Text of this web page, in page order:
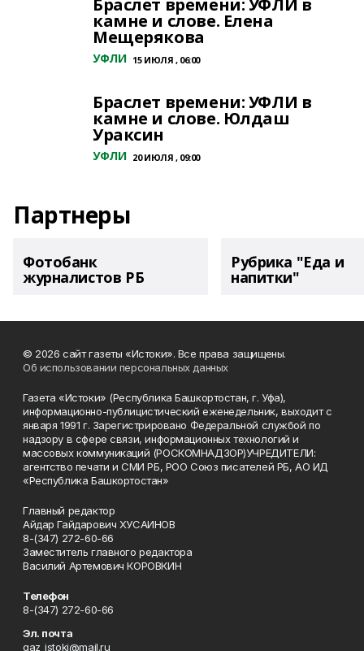
Браслет времени: УФЛИ в
камне и слове. Елена
Мещерякова
УФЛИ 15 ИЮЛЯ , 06:00
Браслет времени: УФЛИ в
камне и слове. Юлдаш
Ураксин
УФЛИ 20 ИЮЛЯ , 09:00
Партнеры
Фотобанк
журналистов РБ
Рубрика "Еда и
напитки"
© 2026 сайт газеты «Истоки». Все права защищены.
Об использовании персональных данных
Газета «Истоки» (Республика Башкортостан, г. Уфа),
информационно-публицистический еженедельник, выходит с
января 1991 г. Зарегистрировано Федеральной службой по
надзору в сфере связи, информационных технологий и
массовых коммуникаций (РОСКОМНАДЗОР)УЧРЕДИТЕЛИ:
агентство печати и СМИ РБ, РОО Союз писателей РБ, АО ИД
«Республика Башкортостан»
Главный редактор
Айдар Гайдарович ХУСАИНОВ
8-(347) 272-60-66
Заместитель главного редактора
Василий Артемович КОРОВКИН
Телефон
8-(347) 272-60-66
Эл. почта
gaz_istoki@mail.ru